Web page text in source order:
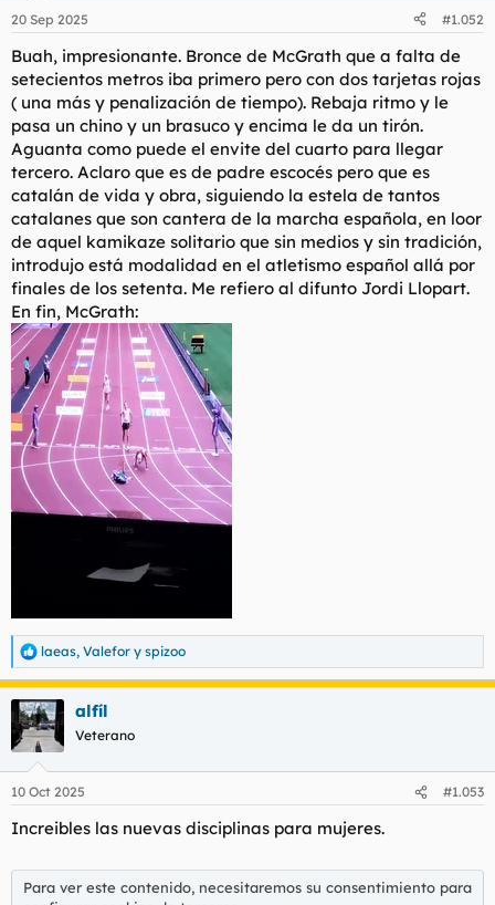
e
:
20 Sep 2025 #1.052
Buah, impresionante. Bronce de McGrath que a falta de
setecientos metros iba primero pero con dos tarjetas rojas
( una más y penalización de tiempo). Rebaja ritmo y le
pasa un chino y un brasuco y encima le da un tirón.
Aguanta como puede el envite del cuarto para llegar
tercero. Aclaro que es de padre escocés pero que es
catalán de vida y obra, siguiendo la estela de tantos
catalanes que son cantera de la marcha española, en loor
de aquel kamikaze solitario que sin medios y sin tradición,
introdujo está modalidad en el atletismo español allá por
finales de los setenta. Me refiero al difunto Jordi Llopart.
En fin, McGrath:
R
e
a
c
c
i
e
:
laeas, Valefor y spizoo
alfíl
Veterano
10 Oct 2025 #1.053
Increibles las nuevas disciplinas para mujeres.
Para ver este contenido, necesitaremos su consentimiento para